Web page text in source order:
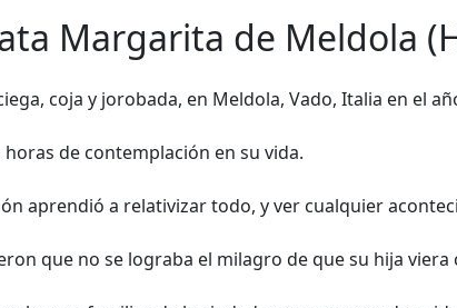
Margarita de Meldola
coja y jorobada, en Meldola, Vado, Italia en el
de contemplación en su vida.
aprendió a relativizar todo, y ver cualquier
que no se lograba el milagro de que su hija